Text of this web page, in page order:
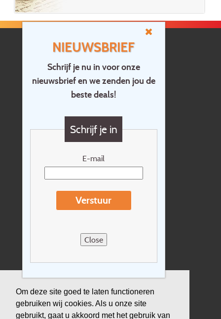
Om deze site goed te laten functioneren
gebruiken wij cookies. Als u onze site
gebruikt, gaat u akkoord met het gebruik van
NIEUWSBRIEF
Schrijf je nu in voor onze
nieuwsbrief en we zenden jou de
beste deals!
Schrijf je in
E-mail
Verstuur
Close
Home
Contact
Vragen?
Cadeaubon
Nieuwsbrief
Reisvoorwaarden
Sitemap
Verzekering
Duurzaamheid